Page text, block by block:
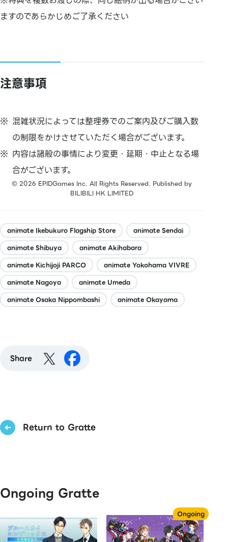
ますのであらかじめご了承ください
注意事項
混雑状況によっては整理券でのご案内及びご購入数
の制限をかけさせていただく場合がございます。
内容は諸般の事情により変更・延期・中止となる場
合がございます。
©︎ 2026 EPIDGames Inc. All Rights Reserved. Published by
BILIBILI HK LIMITED
animate Ikebukuro Flagship Store
animate Sendai
animate Shibuya
animate Akihabara
animate Kichijoji PARCO
animate Yokohama VIVRE
animate Nagoya
animate Umeda
animate Osaka Nippombashi
animate Okayama
Share
Return to Gratte
Ongoing Gratte